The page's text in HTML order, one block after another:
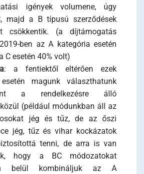
igények volumene, úgy
majd a B típusú szerződések
csökkentik. (a díjtámogatás
ben az A kategória esetén
C esetén 40% volt)
: a fentiektől eltérően ezek
magunk választhatunk
a rendelkezésre álló
(például módunkban áll az
jég és tűz, de az őszi
jég, tűz és vihar kockázatok
tenni, de arra is van
hogy a BC módozatokat
belül kombináljuk az A